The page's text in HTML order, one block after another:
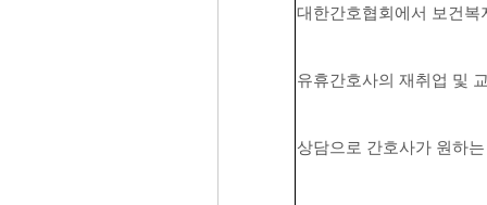
대한간호협회에서 보건
유휴간호사의 재취업 및
상담으로 간호사가 원하